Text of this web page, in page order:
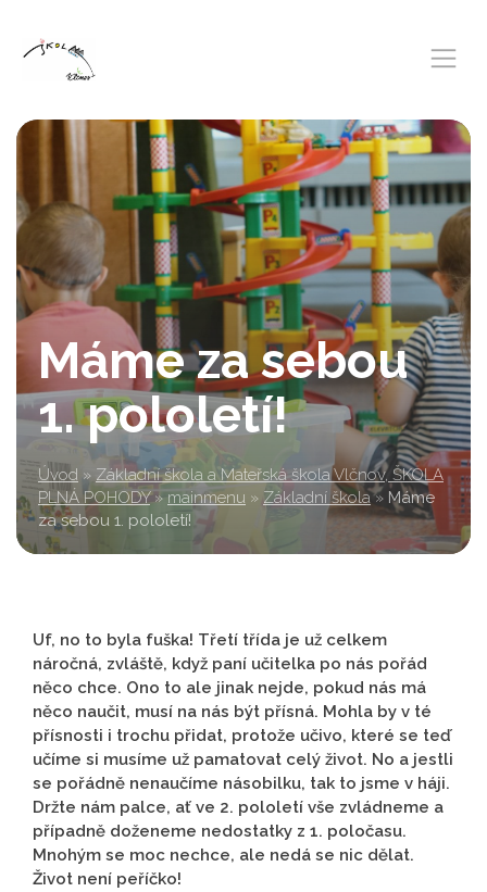
Máme za sebou
1. pololetí!
Úvod » Základní škola a Mateřská škola Vlčnov, ŠKOLA
PLNÁ POHODY » mainmenu » Základní škola » Máme
za sebou 1. pololetí!
Uf, no to byla fuška! Třetí třída je už celkem
náročná, zvláště, když paní učitelka po nás pořád
něco chce. Ono to ale jinak nejde, pokud nás má
něco naučit, musí na nás být přísná. Mohla by v té
přísnosti i trochu přidat, protože učivo, které se teď
učíme si musíme už pamatovat celý život. No a jestli
se pořádně nenaučíme násobilku, tak to jsme v háji.
Držte nám palce, ať ve 2. pololetí vše zvládneme a
případně doženeme nedostatky z 1. poločasu.
Mnohým se moc nechce, ale nedá se nic dělat.
Život není peříčko!